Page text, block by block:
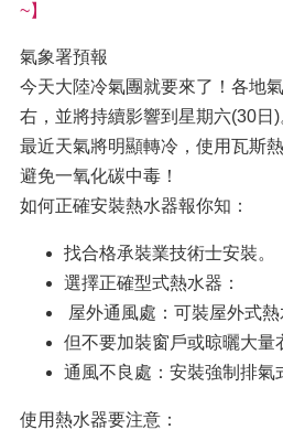
~】
氣象署預報
今天大陸冷氣團就要來了！各地
右，並將持續影響到星期六(30日)
最近天氣將明顯轉冷，使用瓦斯
避免一氧化碳中毒！
如何正確安裝熱水器報你知：
找合格承裝業技術士安裝。
選擇正確型式熱水器：
屋外通風處：可裝屋外式熱
但不要加裝窗戶或晾曬大量
通風不良處：安裝強制排氣
使用熱水器要注意：